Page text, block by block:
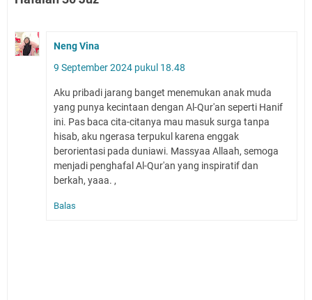
Neng Vina
9 September 2024 pukul 18.48
Aku pribadi jarang banget menemukan anak muda
yang punya kecintaan dengan Al-Qur'an seperti Hanif
ini. Pas baca cita-citanya mau masuk surga tanpa
hisab, aku ngerasa terpukul karena enggak
berorientasi pada duniawi. Massyaa Allaah, semoga
menjadi penghafal Al-Qur'an yang inspiratif dan
berkah, yaaa. ,
Balas